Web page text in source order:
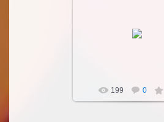
199 0